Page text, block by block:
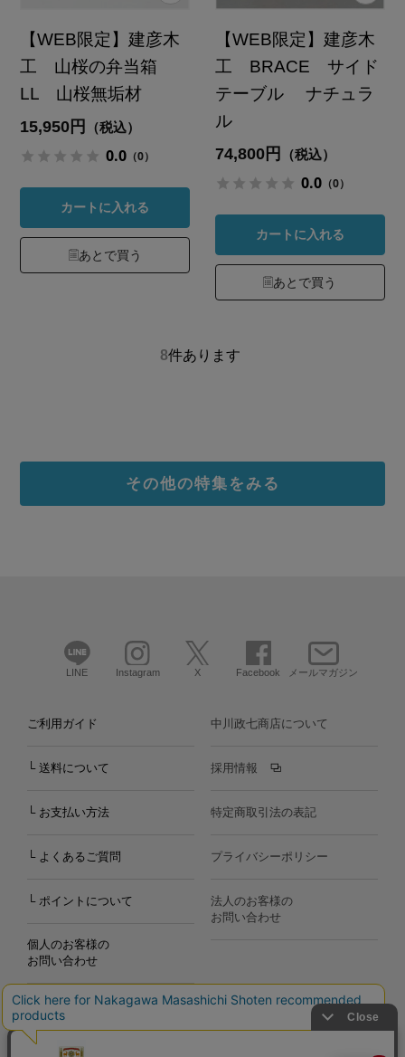
【WEB限定】建彦木
工 山桜の弁当箱
LL 山桜無垢材
15,950円 （税込）
0.0 （0）
カートに入れる
あとで買う
【WEB限定】建彦木
工 BRACE サイド
テーブル ナチュラ
ル
74,800円 （税込）
0.0 （0）
カートに入れる
あとで買う
8件あります
その他の特集をみる
LINE Instagram X Facebook メールマガジン
ご利用ガイド
└ 送料について
└ お支払い方法
└ よくあるご質問
└ ポイントについて
個人のお客様の
お問い合わせ
中川政七商店について
採用情報
特定商取引法の表記
プライバシーポリシー
法人のお客様の
お問い合わせ